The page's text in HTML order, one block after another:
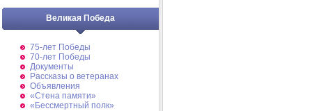
Великая Победа
75-лет Победы
70-лет Победы
Документы
Рассказы о ветеранах
Объявления
«Стена памяти»
«Бессмертный полк»